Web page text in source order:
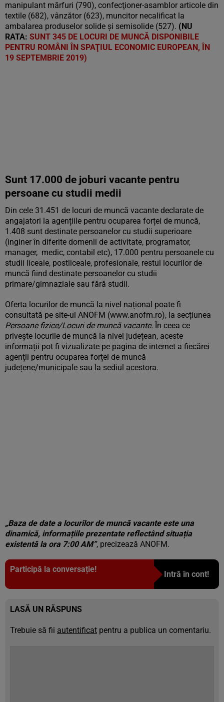
manipulant mărfuri (790), confecţioner-asamblor articole din
textile (682), vânzător (623), muncitor necalificat la
ambalarea produselor solide şi semisolide (527). (NU
RATA: SUNT 345 DE LOCURI DE MUNCĂ DISPONIBILE
PENTRU ROMÂNI ÎN SPAŢIUL ECONOMIC EUROPEAN, ÎN
19 SEPTEMBRIE 2019)
Sunt 17.000 de joburi vacante pentru
persoane cu studii medii
Din cele 31.451 de locuri de muncă vacante declarate de
angajatori la agențiile pentru ocuparea forței de muncă,
1.408 sunt destinate persoanelor cu studii superioare
(inginer în diferite domenii de activitate, programator,
manager, medic, contabil etc), 17.000 pentru persoanele cu
studii liceale, postliceale, profesionale, restul locurilor de
muncă fiind destinate persoanelor cu studii
primare/gimnaziale sau fără studii.
Oferta locurilor de muncă la nivel național poate fi
consultată pe site-ul ANOFM (www.anofm.ro), la secțiunea
Persoane fizice/Locuri de muncă vacante. În ceea ce
privește locurile de muncă la nivel județean, aceste
informații pot fi vizualizate pe pagina de internet a fiecărei
agenții pentru ocuparea forței de muncă
județene/municipale sau la sediul acestora.
„Baza de date a locurilor de muncă vacante este una
dinamică, informațiile prezentate reflectând situația
existentă la ora 7:00 AM”, precizează ANOFM.
Participă la conversație!
Intră în cont!
LASĂ UN RĂSPUNS
Trebuie să fii autentificat pentru a publica un comentariu.